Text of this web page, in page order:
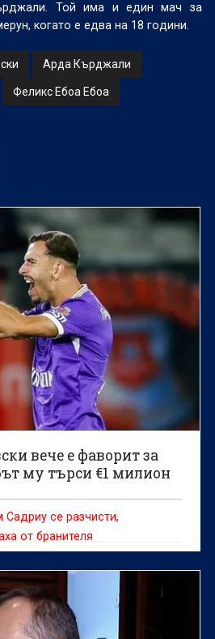
Той има и един мач за
когато е едва на 18 години.
Арда Кърджали
Феликс Ебоа Ебоа
вече е фаворит за
му търси €1 милион
се разчисти,
от бранителя